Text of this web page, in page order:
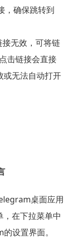
，确保跳转到
无效，可将链
击链接会直接
或无法自动打开
桌面应用
在下拉菜单中
设置界面。